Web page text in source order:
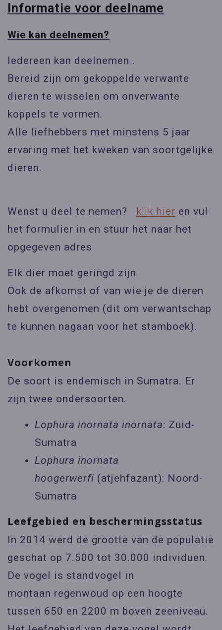
Informatie voor deelname
Wie kan deelnemen?
Iedereen kan deelnemen .
Bereid zijn om gekoppelde verwante
dieren te wisselen om onverwante
koppels te vormen.
Alle liefhebbers met minstens 5 jaar
ervaring met het kweken van soortgelijke
dieren.
Wenst u deel te nemen? klik hier en vul
het formulier in en stuur het naar het
opgegeven adres
Elk dier moet geringd zijn
Ook de afkomst of van wie je de dieren
hebt overgenomen (dit om verwantschap
te kunnen nagaan voor het stamboek).
Voorkomen
De soort is endemisch in Sumatra. Er
zijn twee ondersoorten.
Lophura inornata inornata: Zuid-
Sumatra
Lophura inornata
hoogerwerfi (atjehfazant): Noord-
Sumatra
Leefgebied en beschermingsstatus
In 2014 werd de grootte van de populatie
geschat op 7.500 tot 30.000 individuen.
De vogel is standvogel in
montaan regenwoud op een hoogte
tussen 650 en 2200 m boven zeeniveau.